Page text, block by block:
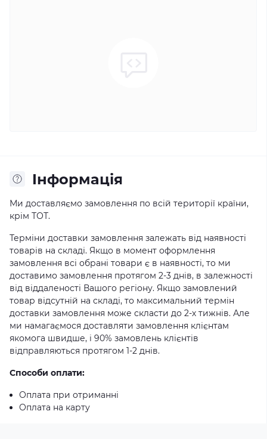
Iнформація
Ми доставляємо замовлення по всій території країни,
крім ТОТ.
Терміни доставки замовлення залежать від наявності
товарів на складі. Якщо в момент оформлення
замовлення всі обрані товари є в наявності, то ми
доставимо замовлення протягом 2-3 днів, в залежності
від віддаленості Вашого регіону. Якщо замовлений
товар відсутній на складі, то максимальний термін
доставки замовлення може скласти до 2-х тижнів. Але
ми намагаємося доставляти замовлення клієнтам
якомога швидше, і 90% замовлень клієнтів
відправляються протягом 1-2 днів.
Способи оплати:
Оплата при отриманні
Оплата на карту